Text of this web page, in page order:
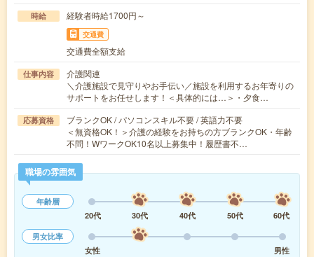
時給 経験者時給1700円～
交通費
交通費全額支給
仕事内容
介護関連
＼介護施設で見守りやお手伝い／施設を利用するお年寄りの
サポートをお任せします！＜具体的には…＞・夕食…
応募資格
ブランクOK / パソコンスキル不要 / 英語力不要
＜無資格OK！＞介護の経験をお持ちの方ブランクOK・年齢
不問！WワークOK10名以上募集中！履歴書不…
職場の雰囲気
年齢層
20代
30代 40代 50代
60代
男女比率
女性
男性